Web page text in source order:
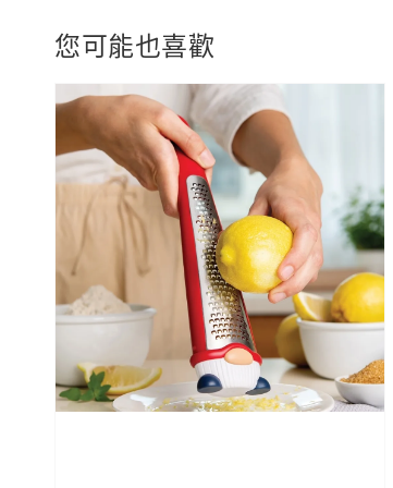
您可能也喜歡